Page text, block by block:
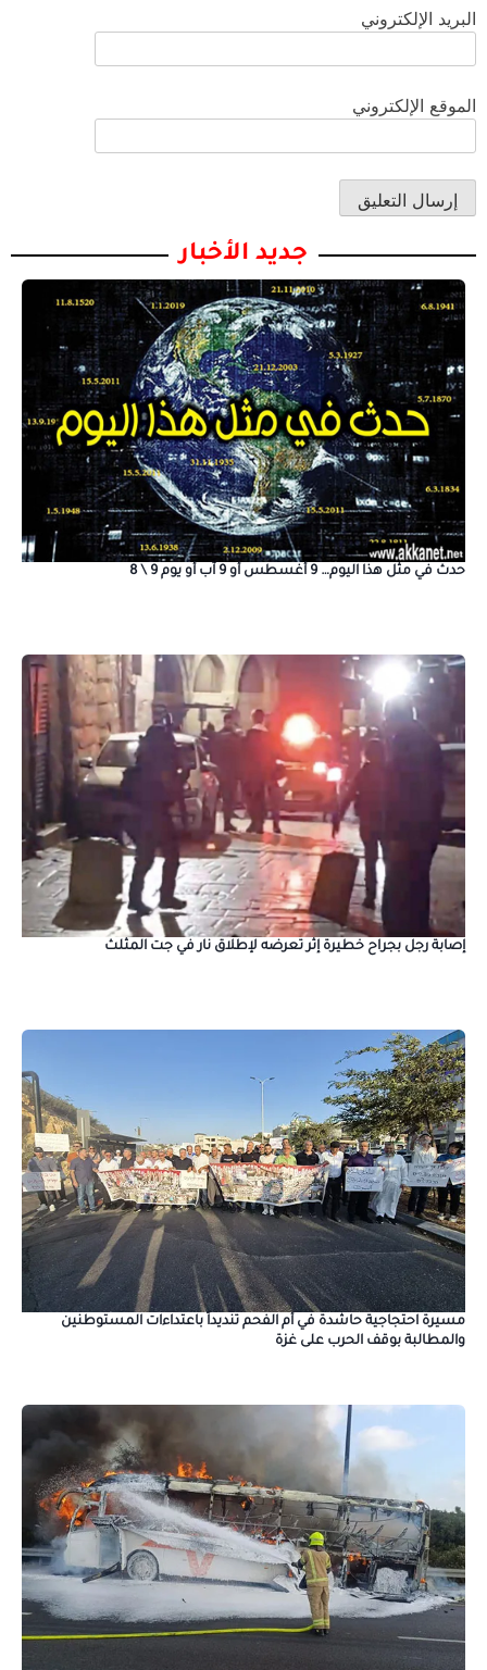
البريد الإلكتروني
الموقع الإلكتروني
جديد الأخبار
حدث في مثل هذا اليوم… 9 أغسطس أو 9 آب أو يوم 9 \ 8
إصابة رجل بجراح خطيرة إثر تعرضه لإطلاق نار في جت المثلث
مسيرة احتجاجية حاشدة في أم الفحم تنديداً باعتداءات المستوطنين
والمطالبة بوقف الحرب على غزة